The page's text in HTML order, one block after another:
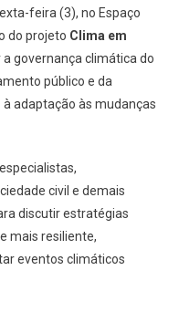
De
Osasco
Apresenta
Projeto
Clima
Fortalecer
Adaptação
feira (3), no Espaço
do projeto Clima em
governança climática do
público e da
adaptação às mudanças
civil e demais
discutir estratégias
mais resiliente,
eventos climáticos